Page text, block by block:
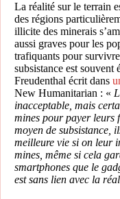
La réalité sur le terrain
des régions
illicite des minerais
aussi graves pour les
trafiquants pour
subsistance est souvent
Freudenthal écrit dans
New Humanitarian : «
inacceptable, mais
mines pour payer leurs
moyen de subsistance,
meilleure vie si on leur
mines, même si cela
smartphones que le
est sans lien avec la